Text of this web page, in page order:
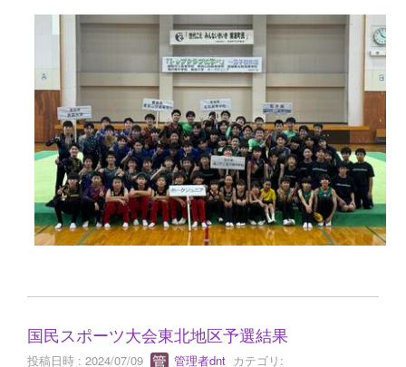
国民スポーツ大会東北地区予選結果
投稿日時 : 2024/07/09 管理者dnt カテゴリ: